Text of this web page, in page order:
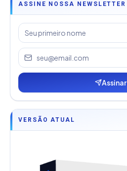
ASSINE NOSSA NEWSLETTER
Assinar
VERSÃO ATUAL